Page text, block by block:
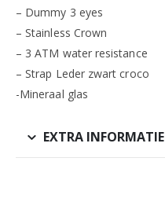
– Dummy 3 eyes
– Stainless Crown
– 3 ATM water resistance
– Strap Leder zwart croco
-Mineraal glas
EXTRA INFORMATIE